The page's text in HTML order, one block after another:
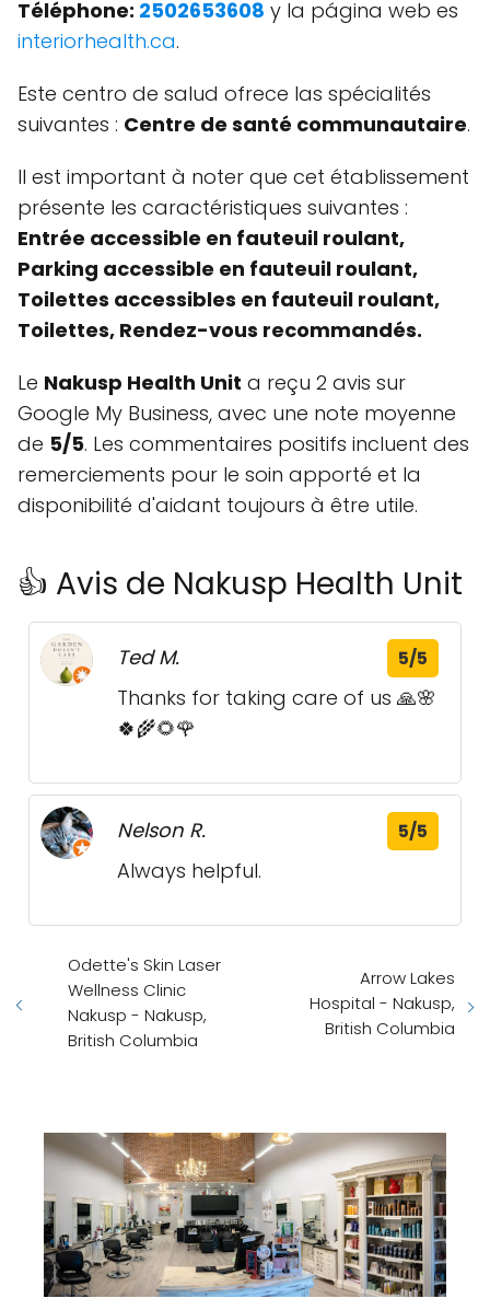
Téléphone: 2502653608 y la página web es
interiorhealth.ca.
Este centro de salud ofrece las spécialités
suivantes : Centre de santé communautaire.
Il est important à noter que cet établissement
présente les caractéristiques suivantes :
Entrée accessible en fauteuil roulant,
Parking accessible en fauteuil roulant,
Toilettes accessibles en fauteuil roulant,
Toilettes, Rendez-vous recommandés.
Le Nakusp Health Unit a reçu 2 avis sur
Google My Business, avec une note moyenne
de 5/5. Les commentaires positifs incluent des
remerciements pour le soin apporté et la
disponibilité d'aidant toujours à être utile.
👍 Avis de Nakusp Health Unit
Ted M. 5/5
Thanks for taking care of us 🙏🌸
🍀🌾🌻🌹
Nelson R. 5/5
Always helpful.
Odette's Skin Laser
Wellness Clinic
Nakusp - Nakusp,
British Columbia
Arrow Lakes
Hospital - Nakusp,
British Columbia